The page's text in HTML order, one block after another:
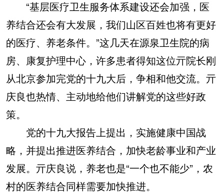
“基层医疗卫生服务体系建设还会加强，医
养结合还会有大发展，我们山区百姓也将有更好
的医疗、养老条件。”这几天在源泉卫生院的病
房、康复护理中心，许多患者得知这位亓院长刚
从北京参加完党的十九大后，争相和他交流。亓
庆良也热情、主动地给他们讲解党的这些好政
策。
党的十九大报告上提出，实施健康中国战
略，并提出推进医养结合，加快老龄事业和产业
发展。亓庆良说，养老也是“一个也不能少”，农
村的医养结合同样需要加快推进。